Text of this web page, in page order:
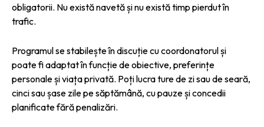
obligatorii. Nu există navetă și nu există timp pierdut în
trafic.
Programul se stabilește în discuție cu coordonatorul și
poate fi adaptat în funcție de obiective, preferințe
personale și viața privată. Poți lucra ture de zi sau de seară,
cinci sau șase zile pe săptămână, cu pauze și concedii
planificate fără penalizări.